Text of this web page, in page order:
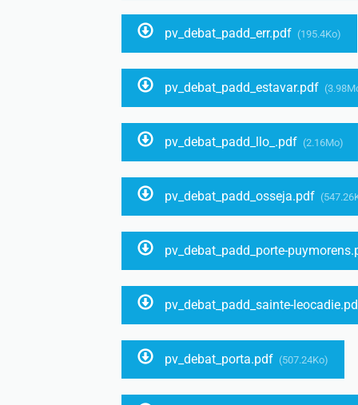
pv_debat_padd_err.pdf (195.4Ko)
pv_debat_padd_estavar.pdf
pv_debat_padd_llo_.pdf (2.16Mo)
pv_debat_padd_osseja.pdf
pv_debat_padd_porte-
pv_debat_padd_sainte-
pv_debat_porta.pdf (507.24Ko)